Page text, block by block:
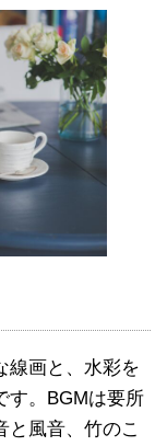
線画と、水彩を
す。BGMは要所
と風音、竹のこ